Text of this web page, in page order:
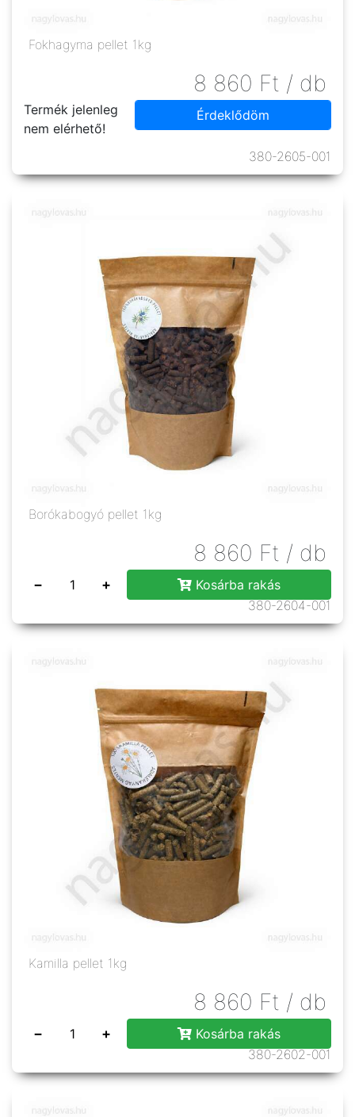
Fokhagyma pellet 1kg
8 860 Ft / db
Termék jelenleg
nem elérhető!
Érdeklődöm
380-2605-001
Borókabogyó pellet 1kg
8 860 Ft / db
− +
Kosárba rakás
380-2604-001
Kamilla pellet 1kg
8 860 Ft / db
− +
Kosárba rakás
380-2602-001